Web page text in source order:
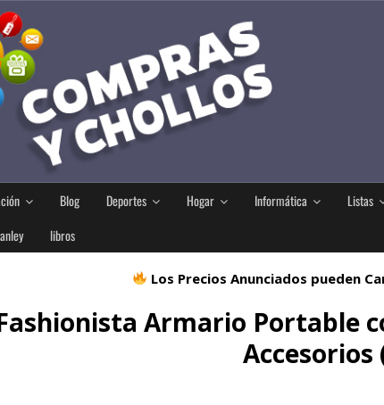
Blog Deportes Hogar Informática Listas
libros
Los Precios Anunciados pueden
Armario Portable